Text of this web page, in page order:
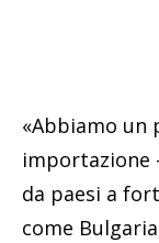
«Abbiamo un
importazione
da paesi a
come